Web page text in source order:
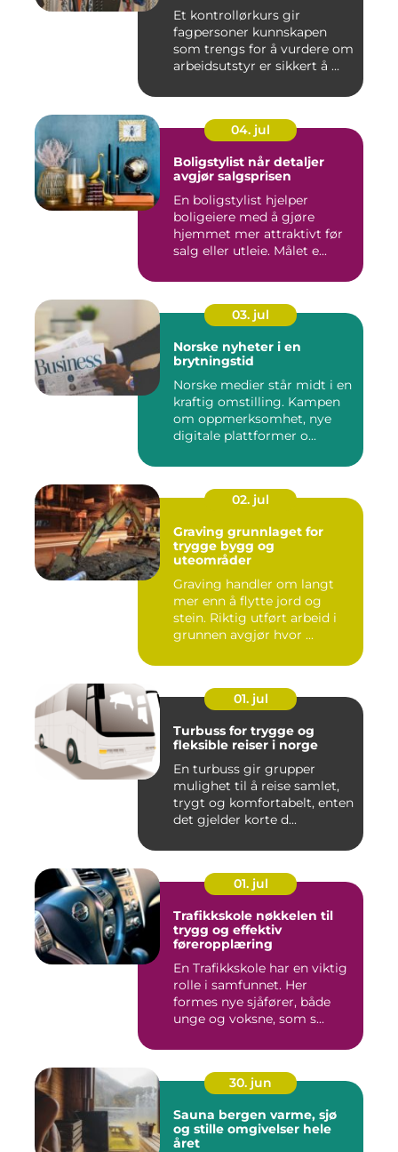
Et kontrollørkurs gir
fagpersoner kunnskapen
som trengs for å vurdere om
arbeidsutstyr er sikkert å ...
04. jul
Boligstylist når detaljer
avgjør salgsprisen
En boligstylist hjelper
boligeiere med å gjøre
hjemmet mer attraktivt før
salg eller utleie. Målet e...
03. jul
Norske nyheter i en
brytningstid
Norske medier står midt i en
kraftig omstilling. Kampen
om oppmerksomhet, nye
digitale plattformer o...
02. jul
Graving grunnlaget for
trygge bygg og
uteområder
Graving handler om langt
mer enn å flytte jord og
stein. Riktig utført arbeid i
grunnen avgjør hvor ...
01. jul
Turbuss for trygge og
fleksible reiser i norge
En turbuss gir grupper
mulighet til å reise samlet,
trygt og komfortabelt, enten
det gjelder korte d...
01. jul
Trafikkskole nøkkelen til
trygg og effektiv
føreropplæring
En Trafikkskole har en viktig
rolle i samfunnet. Her
formes nye sjåfører, både
unge og voksne, som s...
30. jun
Sauna bergen varme, sjø
og stille omgivelser hele
året